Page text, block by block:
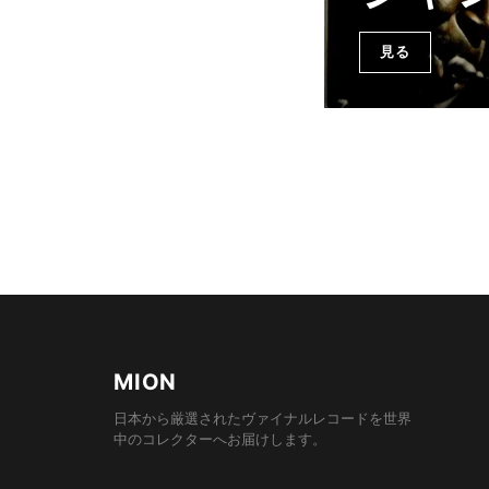
見る
MION
日本から厳選されたヴァイナルレコードを世界
中のコレクターへお届けします。